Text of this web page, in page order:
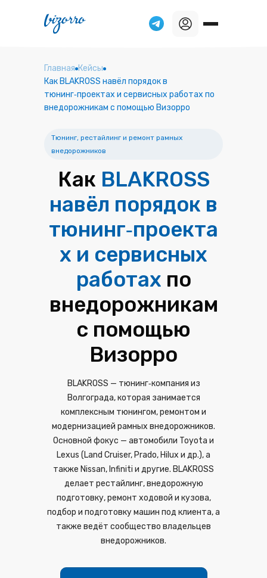
Главная Кейсы
Как BLAKROSS навёл порядок в
тюнинг‑проектах и сервисных работах по
внедорожникам с помощью Визорро
Тюнинг, рестайлинг и ремонт рамных
внедорожников
Как BLAKROSS
навёл порядок в
тюнинг‑проекта
х и сервисных
работах по
внедорожникам
с помощью
Визорро
BLAKROSS — тюнинг‑компания из
Волгограда, которая занимается
комплексным тюнингом, ремонтом и
модернизацией рамных внедорожников.
Основной фокус — автомобили Toyota и
Lexus (Land Cruiser, Prado, Hilux и др.), а
также Nissan, Infiniti и другие. BLAKROSS
делает рестайлинг, внедорожную
подготовку, ремонт ходовой и кузова,
подбор и подготовку машин под клиента, а
также ведёт сообщество владельцев
внедорожников.